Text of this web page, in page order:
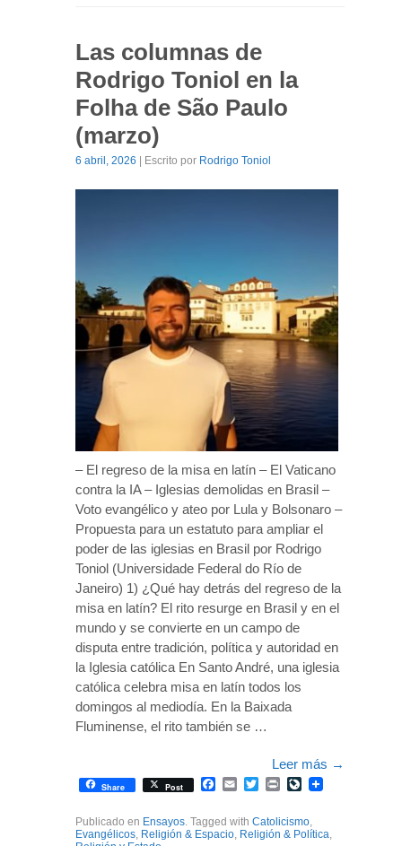
Las columnas de
Rodrigo Toniol en la
Folha de São Paulo
(marzo)
6 abril, 2026 | Escrito por Rodrigo Toniol
– El regreso de la misa en latín – El Vaticano
contra la IA – Iglesias demolidas en Brasil –
Voto evangélico y ateo por Lula y Bolsonaro –
Propuesta para un estatuto para ampliar el
poder de las iglesias en Brasil por Rodrigo
Toniol (Universidade Federal do Río de
Janeiro) 1) ¿Qué hay detrás del regreso de la
misa en latín? El rito resurge en Brasil y en el
mundo y se convierte en un campo de
disputa entre tradición, política y autoridad en
la Iglesia católica En Santo André, una iglesia
católica celebra misa en latín todos los
domingos al mediodía. En la Baixada
Fluminense, el rito también se …
Leer más →
Share Post Facebook
EmailTwitterPrintLiveJournal
Publicado en Ensayos. Tagged with Catolicismo,
Evangélicos, Religión & Espacio, Religión & Política,